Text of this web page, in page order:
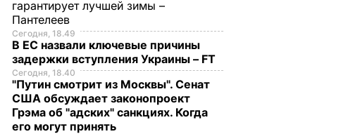
гарантирует лучшей зимы –
Пантелеев
Сегодня, 18.49
В ЕС назвали ключевые причины
задержки вступления Украины – FT
Сегодня, 18.40
"Путин смотрит из Москвы". Сенат
США обсуждает законопроект
Грэма об "адских" санкциях. Когда
его могут принять